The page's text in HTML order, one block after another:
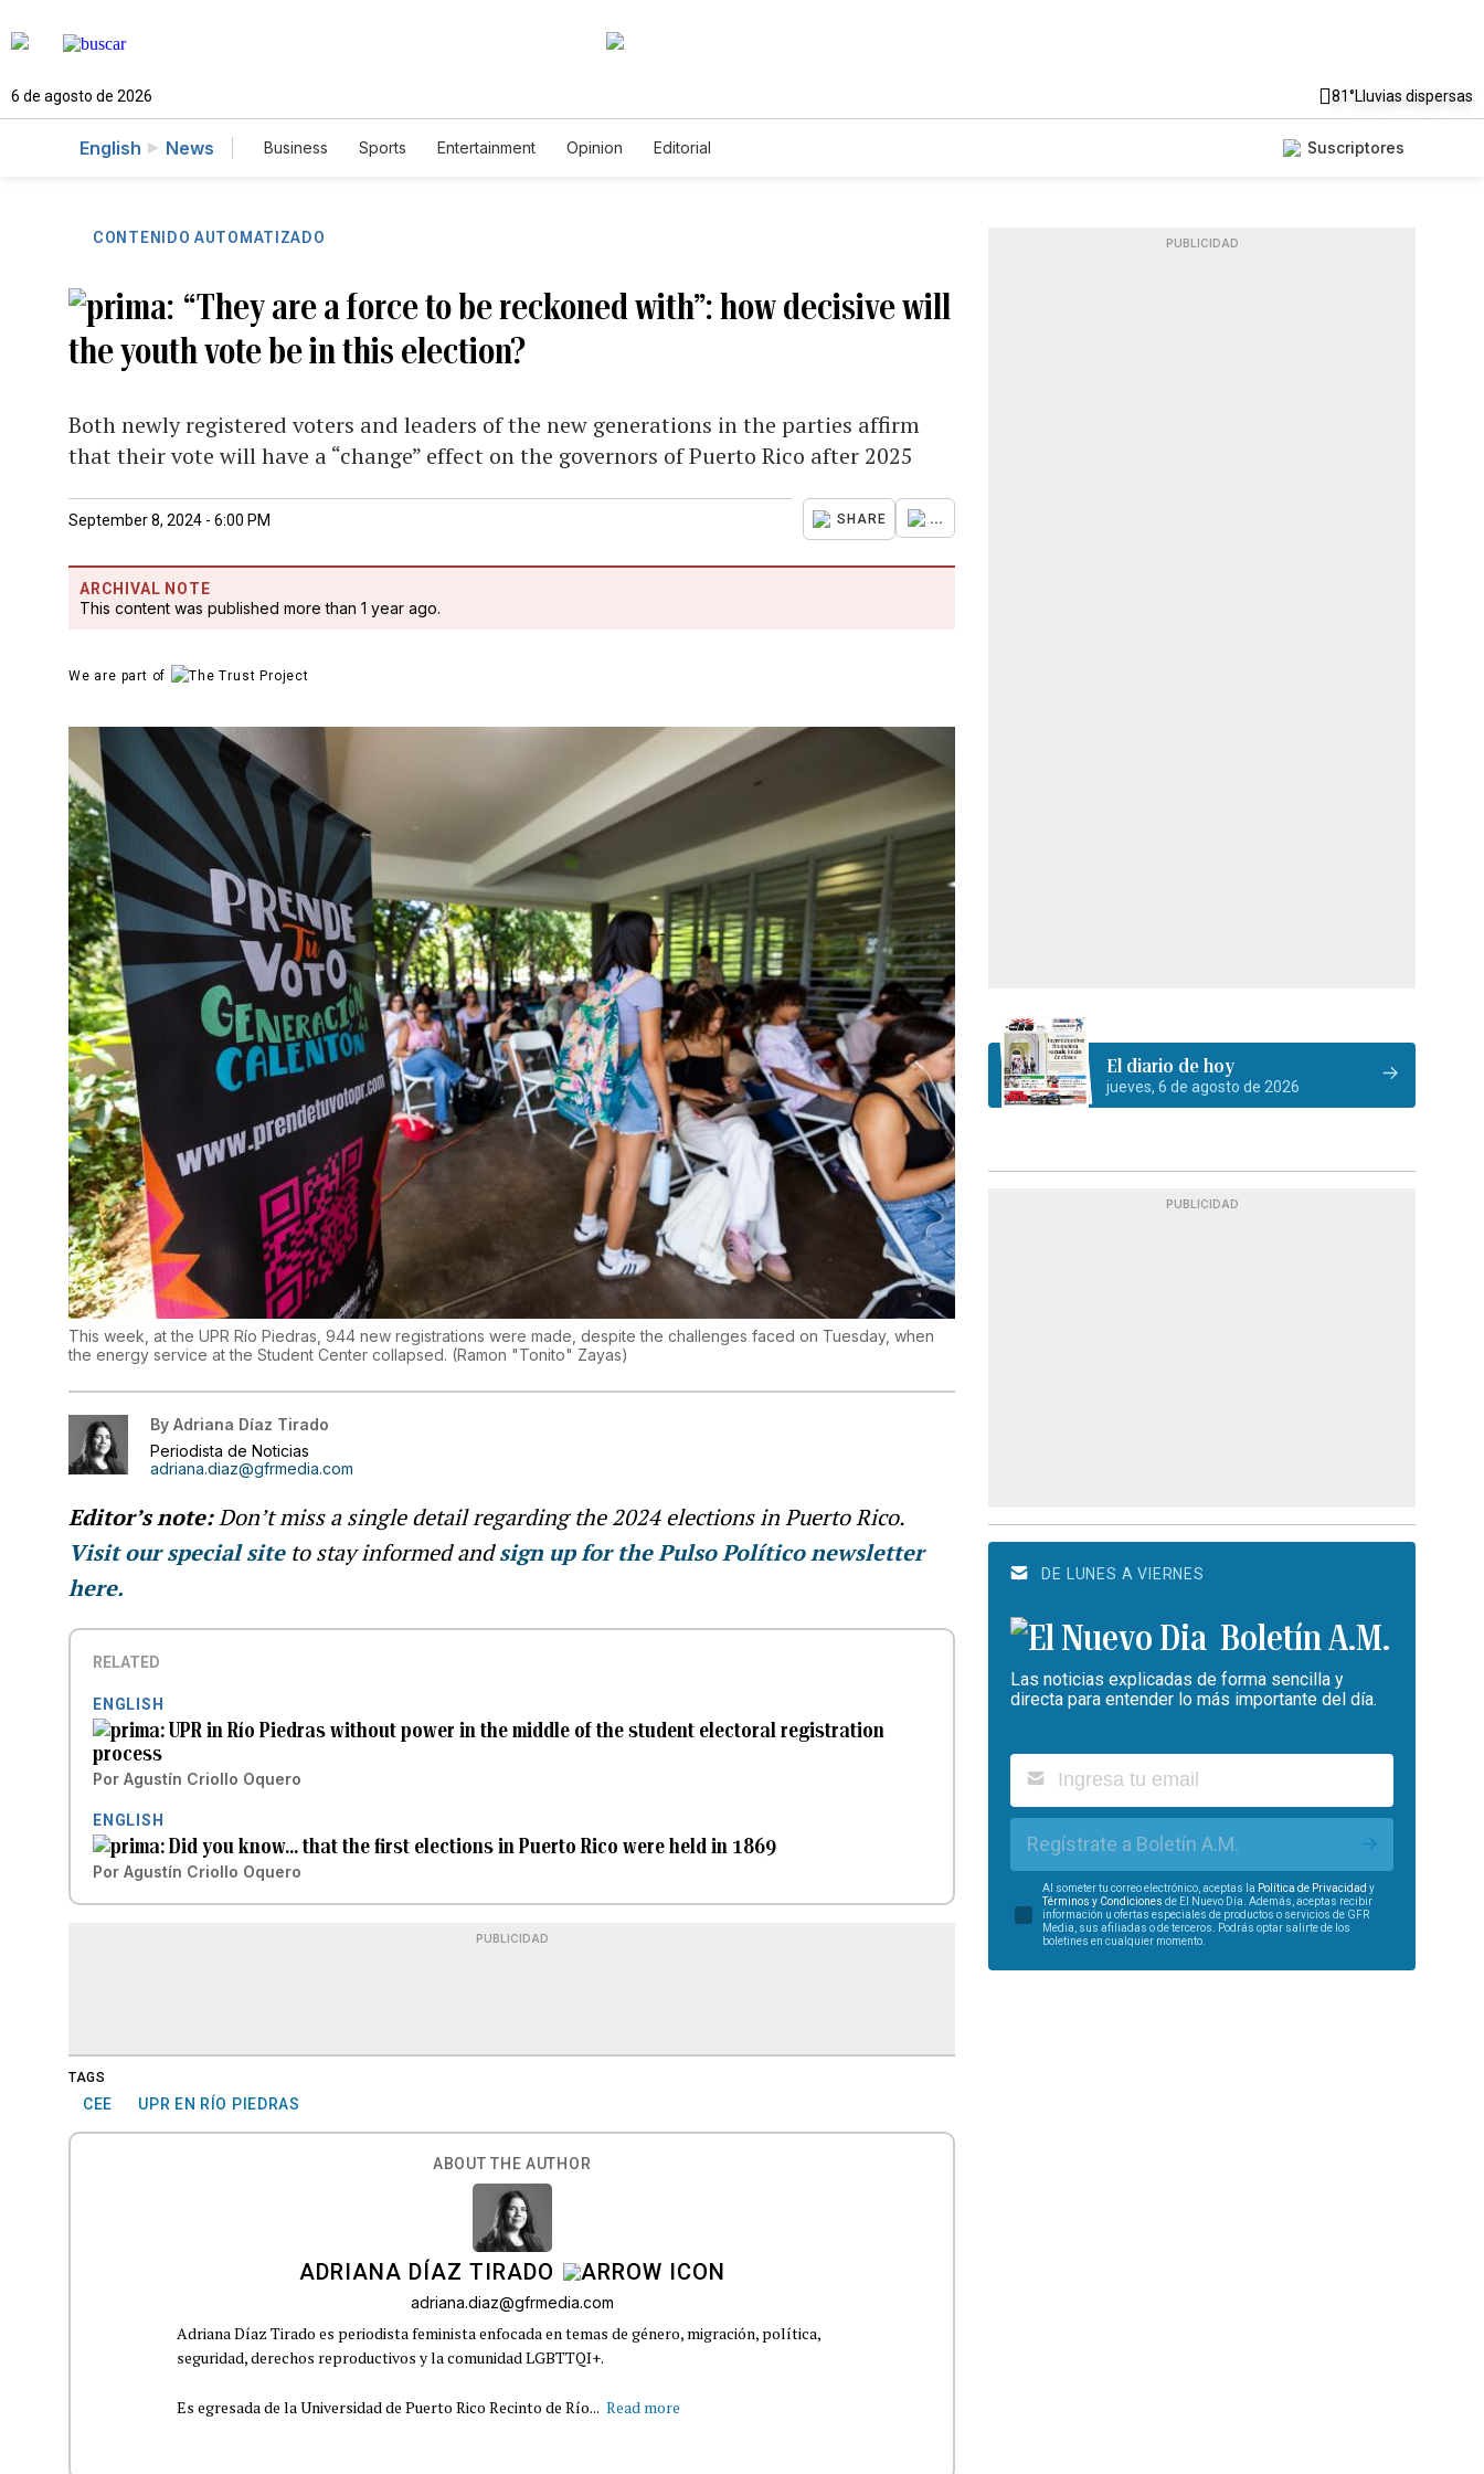
6 de agosto de 2026 81°Lluvias dispersas
English News Business Sports Entertainment Opinion Editorial Suscriptores
CONTENIDO AUTOMATIZADO
“They are a force to be reckoned with”: how decisive will
the youth vote be in this election?
Both newly registered voters and leaders of the new generations in the parties affirm
that their vote will have a “change” effect on the governors of Puerto Rico after 2025
September 8, 2024 - 6:00 PM SHARE ...
ARCHIVAL NOTE
This content was published more than 1 year ago.
We are part of
This week, at the UPR Río Piedras, 944 new registrations were made, despite the challenges faced on Tuesday, when
the energy service at the Student Center collapsed. (Ramon "Tonito" Zayas)
By Adriana Díaz Tirado
Periodista de Noticias
adriana.diaz@gfrmedia.com
Editor’s note:Don’t miss a single detail regarding the 2024 elections in Puerto Rico.
Visit our special siteto stay informed andsign up for the Pulso Político newsletter
here.
RELATED
ENGLISH
UPR in Río Piedras without power in the middle of the student electoral registration
process
Por Agustín Criollo Oquero
ENGLISH
Did you know... that the first elections in Puerto Rico were held in 1869
Por Agustín Criollo Oquero
PUBLICIDAD
TAGS
CEE UPR EN RÍO PIEDRAS
ABOUT THE AUTHOR
ADRIANA DÍAZ TIRADO
adriana.diaz@gfrmedia.com
Adriana Díaz Tirado es periodista feminista enfocada en temas de género, migración, política,
seguridad, derechos reproductivos y la comunidad LGBTTQI+.
Es egresada de la Universidad de Puerto Rico Recinto de Río... Read more
PUBLICIDAD
El diario de hoy
jueves, 6 de agosto de 2026
PUBLICIDAD
DE LUNES A VIERNES
Boletín A.M.
Las noticias explicadas de forma sencilla y
directa para entender lo más importante del día.
Regístrate a Boletín A.M.
Al someter tu correo electrónico, aceptas la Política de Privacidad y
Términos y Condiciones de El Nuevo Día. Además, aceptas recibir
información u ofertas especiales de productos o servicios de GFR
Media, sus afiliadas o de terceros. Podrás optar salirte de los
boletines en cualquier momento.